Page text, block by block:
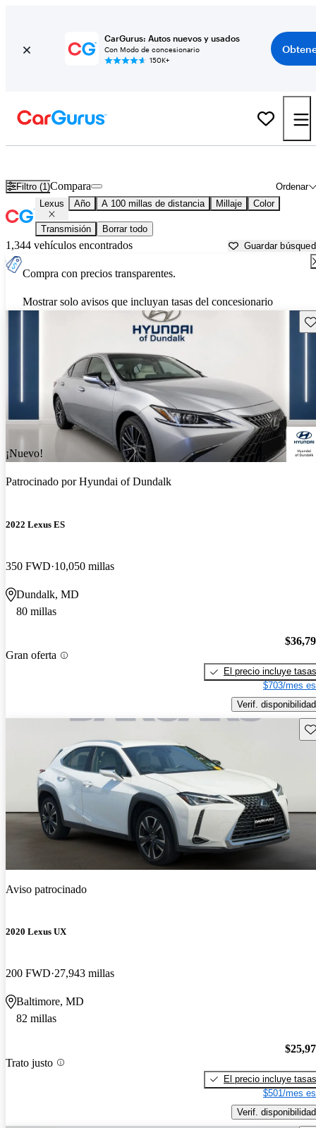
CarGurus: Autos nuevos y usados
Con Modo de concesionario
150K+
Filtro (1) Ordenar
Compara
Lexus Año A 100 millas de distancia Millaje Color
Transmisión Borrar todo
1,344 vehículos encontrados Guardar
Compra con precios transparentes.
Mostrar solo avisos que incluyan tasas del concesionario
¡Nuevo!
Patrocinado porHyundai of Dundalk
2022 Lexus ES
350 FWD 10,050 millas
Dundalk, MD
80 millas
Gran oferta
El precio incluye tasas
$703/mes
Verif. disponibilidad
Aviso patrocinado
2020 Lexus UX
200 FWD 27,943 millas
Baltimore, MD
82 millas
Trato justo
El precio incluye tasas
$501/mes
Verif. disponibilidad